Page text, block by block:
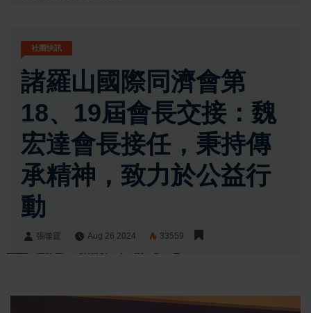
社團快訊
諸羅山國際同濟會第
18、19屆會長交接：魏
宏達會長接任，秉持傳
承精神，致力於公益行
動
張噬霆 Aug 26 2024 33559